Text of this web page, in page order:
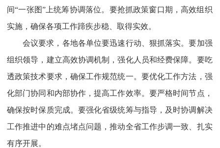
间“一张图”上统筹协调落位。要抢抓政策窗口期，高效组织
实施，确保各项工作蹄疾步稳、取得实效。
会议要求， 各地各单位要迅速行动、狠抓落实。要加强
组织领导，建立高效协调机制，强化人员和经费保障。要吃
透政策技术要求，确保工作规范统一。要优化工作方法，强
化部门协同和内部协作，提高工作效率。要严格时间节点，
确保按时保质完成。要强化省级统筹与指导，及时协调解决
工作推进中的难点堵点问题，推动全省工作步调一致、扎实
有序开展。